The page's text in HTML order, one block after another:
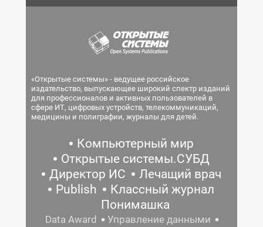
«Открытые системы» - ведущее российское
издательство, выпускающее широкий спектр изданий
для профессионалов и активных пользователей в
сфере ИТ, цифровых устройств, телекоммуникаций,
медицины и полиграфии, журналы для детей.
Компьютерный мир
Открытые системы.СУБД
Директор ИС
Лечащий врач
Publish
Классный журнал
Понимашка
Data Award
Управление данными